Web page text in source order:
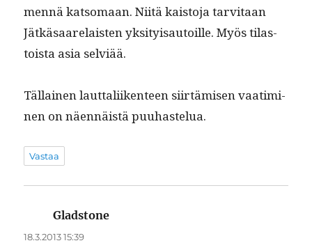
men­nä kat­so­maan. Niitä kaisto­ja tarvi­taan
Jätkäsaare­lais­ten yksi­ty­isautoille. Myös tilas­
toista asia selviää.
Täl­lainen laut­tali­iken­teen siirtämisen vaa­timi­
nen on näen­näistä puuhastelua.
Vastaa
Gladstone
18.3.2013 15:39